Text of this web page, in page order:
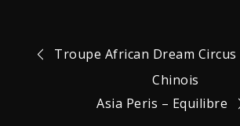
Navigation
Troupe African Dream
Chinois
Asia Peris – Equilibre